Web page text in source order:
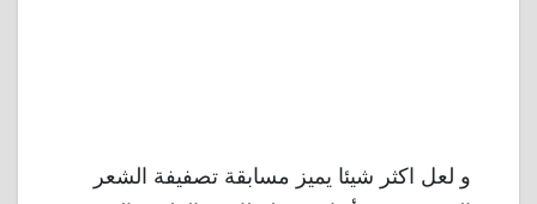
و لعل اكثر شيئا يميز مسابقة تصفيفة الشعر